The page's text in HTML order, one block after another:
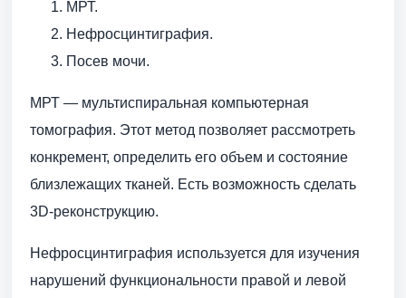
МРТ.
Нефросцинтиграфия.
Посев мочи.
МРТ — мультиспиральная компьютерная
томография. Этот метод позволяет рассмотреть
конкремент, определить его объем и состояние
близлежащих тканей. Есть возможность сделать
3D-реконструкцию.
Нефросцинтиграфия используется для изучения
нарушений функциональности правой и левой